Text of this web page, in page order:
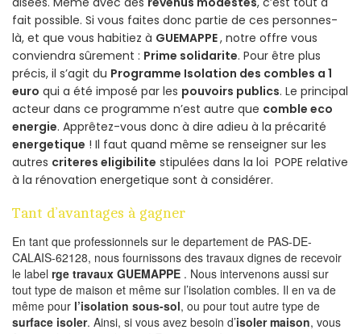
fait possible. Si vous faites donc partie de ces personnes-
là, et que vous habitiez à GUEMAPPE, notre offre vous
conviendra sûrement : Prime solidarite. Pour être plus
précis, il s’agit du Programme Isolation des combles a 1
euro qui a été imposé par les pouvoirs publics. Le principal
acteur dans ce programme n’est autre que comble eco
energie. Apprêtez-vous donc à dire adieu à la précarité
energetique ! Il faut quand même se renseigner sur les
autres criteres eligibilite stipulées dans la loi POPE relative
à la rénovation energetique sont à considérer.
Tant d’avantages à gagner
En tant que professionnels sur le departement de PAS-DE-
CALAIS-62128, nous fournissons des travaux dignes de recevoir
le label rge travaux GUEMAPPE . Nous intervenons aussi sur
tout type de maison et même sur l’isolation combles. Il en va de
même pour l’isolation sous-sol, ou pour tout autre type de
surface isoler. Ainsi, si vous avez besoin d’isoler maison, vous